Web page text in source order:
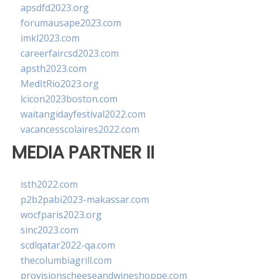
apsdfd2023.org
forumausape2023.com
imkl2023.com
careerfaircsd2023.com
apsth2023.com
MedItRio2023.org
lcicon2023boston.com
waitangidayfestival2022.com
vacancesscolaires2022.com
MEDIA PARTNER II
isth2022.com
p2b2pabi2023-makassar.com
wocfparis2023.org
sinc2023.com
scdlqatar2022-qa.com
thecolumbiagrill.com
provisionscheeseandwineshoppe.com